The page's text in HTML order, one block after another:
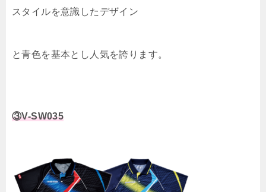
スタイルを意識したデザイン
と青色を基本とし人気を誇ります。
③V-SW035